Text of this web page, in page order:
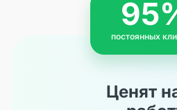
постоянных
Ценят